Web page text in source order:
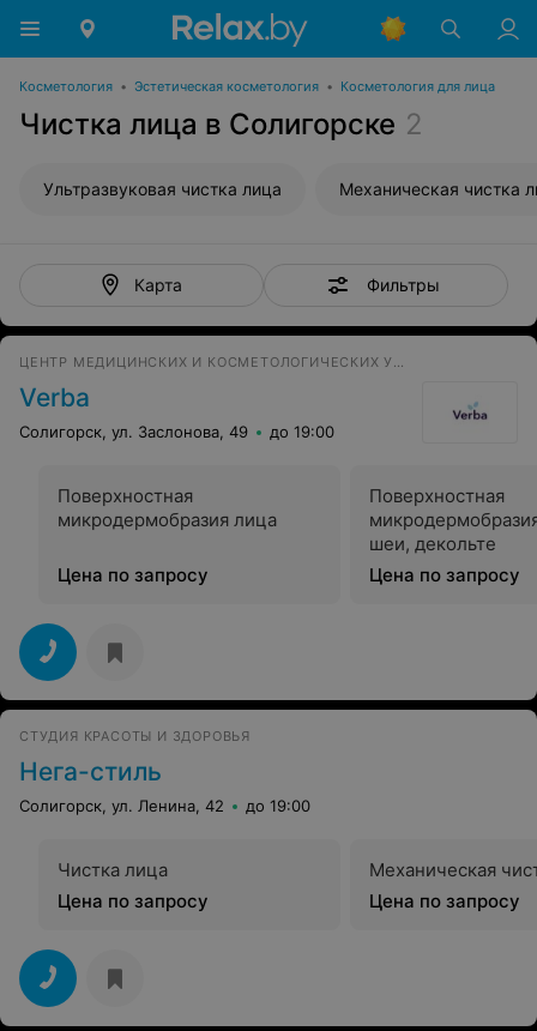
Косметология • Эстетическая косметология • Косметология для лица
Чистка лица в Солигорске 2
Ультразвуковая чистка лица Механическая чистка
Карта Фильтры
ЦЕНТР МЕДИЦИНСКИХ И КОСМЕТОЛОГИЧЕСКИХ УСЛУГ
Verba
Солигорск, ул. Заслонова, 49 до 19:00
Поверхностная
микродермобразия лица
Цена по запросу
Поверхностная
шеи, декольте
Цена по запросу
СТУДИЯ КРАСОТЫ И ЗДОРОВЬЯ
Нега-стиль
Солигорск, ул. Ленина, 42 до 19:00
Чистка лица
Цена по запросу
Механическая
Цена по запросу